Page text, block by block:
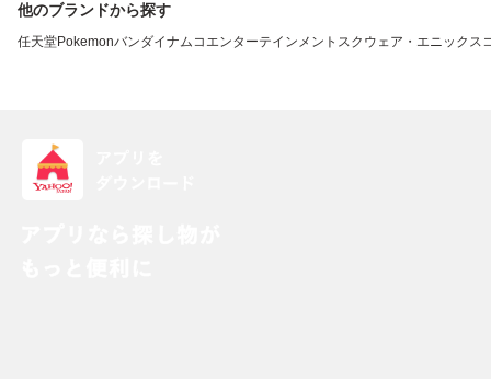
他のブランドから探す
任天堂Pokemonバンダイナムコエンターテインメント スクウェア・エニックス